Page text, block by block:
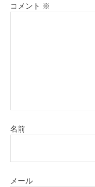
コメント ※
名前
メール